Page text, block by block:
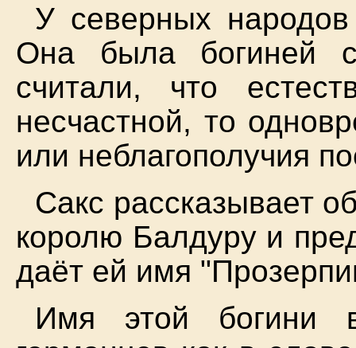
У северных
Она была богиней
считали, что
несчастной, то
или неблагополучия
Сакс рассказывает
королю Балдуру и
даёт ей имя
Имя этой богини